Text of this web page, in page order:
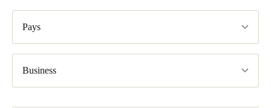
Pays
Business